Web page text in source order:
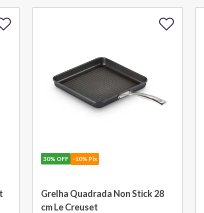
30% OFF -10% Pix
Bule Grand Cerâmica 1,3 L Azul
Caribe Le Creuset